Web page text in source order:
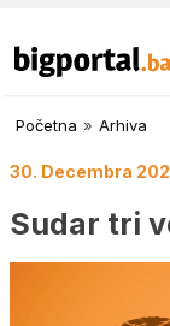
Početna » Arhiva
30. Decembra
Sudar tri